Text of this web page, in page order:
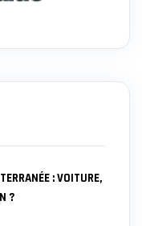
: VOITURE,
?